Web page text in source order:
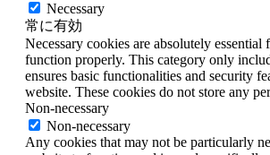
Necessary
常に有効
Necessary cookies are absolutely essential
function properly. This category only
ensures basic functionalities and security
website. These cookies do not store any
Non-necessary
Non-necessary
Any cookies that may not be particularly